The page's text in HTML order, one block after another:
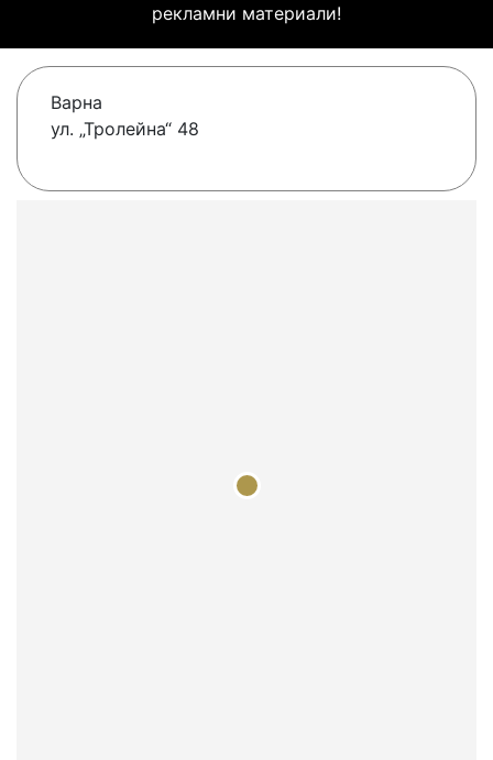
рекламни материали!
Варна
ул. „Тролейна“ 48